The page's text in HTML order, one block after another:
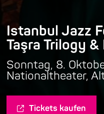
Istanbul Jazz
Taşra Trilogy
Sonntag, 8.
Nationaltheater,
Tickets kaufen